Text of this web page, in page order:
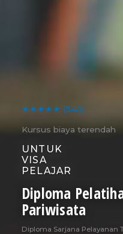
★★★★★ (540)
Kursus biaya terendah
UNTUK
VISA
PELAJAR
Diploma
Pariwisata
Diploma Sarjana Pelayanan